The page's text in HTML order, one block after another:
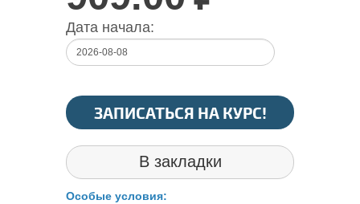
Дата начала:
ЗАПИСАТЬСЯ НА КУРС!
В закладки
Особые условия: